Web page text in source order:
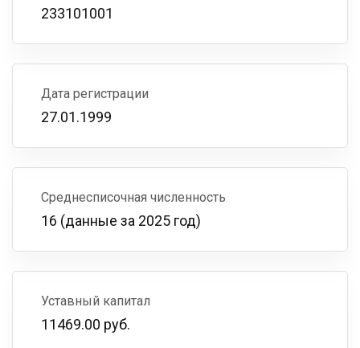
233101001
Дата регистрации
27.01.1999
Среднесписочная численность
16 (данные за 2025 год)
Уставный капитал
11469.00 руб.